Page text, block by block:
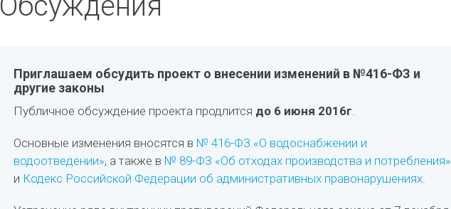
Приглашаем обсудить проект о внесении изменений в №416-ФЗ и
другие законы
Публичное обсуждение проекта продлится до 6 июня 2016г.
Основные изменения вносятся в № 416-ФЗ «О водоснабжении и
водоотведении», а также в № 89-ФЗ «Об отходах производства и потребления»
и Кодекс Российской Федерации об административных правонарушениях.